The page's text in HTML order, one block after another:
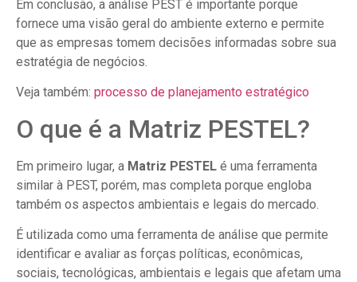
Em conclusão, a análise PEST é importante porque
fornece uma visão geral do ambiente externo e permite
que as empresas tomem decisões informadas sobre sua
estratégia de negócios.
Veja também: processo de planejamento estratégico
O que é a Matriz PESTEL?
Em primeiro lugar, a Matriz PESTEL é uma ferramenta
similar à PEST, porém, mas completa porque engloba
também os aspectos ambientais e legais do mercado.
É utilizada como uma ferramenta de análise que permite
identificar e avaliar as forças políticas, econômicas,
sociais, tecnológicas, ambientais e legais que afetam uma